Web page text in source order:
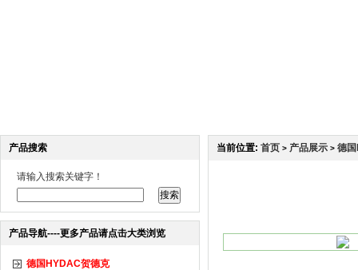
产品搜索
请输入搜索关键字！
产品导航----更多产品请点击大类浏览
德国HYDAC贺德克
当前位置: 首页 > 产品展示 > 德